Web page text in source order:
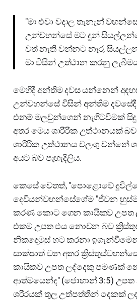
"මා එවා වදාල තැනැන්
උන්වහන්සේ මට දුන්
වත් නැති වන්නට නෑර,
මා විසින් උත්ථාන කරනු
මෙහිදී අන්තිම දවස යන්නෙන්
උන්වහන්සේ විසින් අන්තිම දවසේදී
එනම් මලවුන්ගෙන් නැගිටවීමක්
අතර මෙය ශාරීරික උත්ථානයක් බව
ශාරීරික උත්ථානය වලංගු වන්නේ
අයට බව පැහැදිලිය.
කෙසේ වෙතත්, "පොළොවේ
දෙවියන්වහන්සේගේම "ජීවන
කරණ කොට ගෙන කායිකව උපත
එකම උපත එය නොවන බව
නිකදෙමුස් හට කරනා
සාක්ෂාත් වන අතර
කායිකව උපත ලද්දෙකු පමණක්
ආත්මයෙන්ද" (ජොහාන් 3:5) උපත
ශරීරයක් තුල උත්පත්තීන් දෙකක්